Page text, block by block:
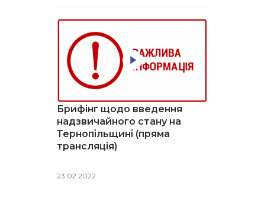
Брифінг щодо введення
надзвичайного стану на
Тернопільщині (пряма
трансляція)
23.02.2022